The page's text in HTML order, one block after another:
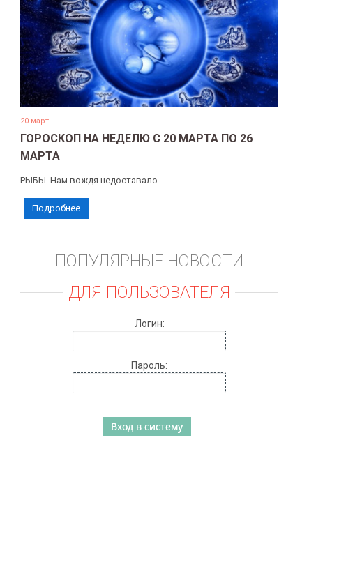
20 март
ГОРОСКОП НА НЕДЕЛЮ С 20 МАРТА ПО 26
МАРТА
РЫБЫ. Нам вождя недоставало...
Подробнее
ПОПУЛЯРНЫЕ НОВОСТИ
ДЛЯ ПОЛЬЗОВАТЕЛЯ
Логин:
Пароль: